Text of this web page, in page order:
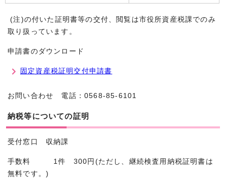
(注)の付いた証明書等の交付、閲覧は市役所資産税課でのみ
取り扱っています。
申請書のダウンロード
固定資産税証明交付申請書
お問い合わせ 電話：0568-85-6101
納税等についての証明
受付窓口 収納課
手数料 1件 300円(ただし、継続検査用納税証明書は
無料です。)